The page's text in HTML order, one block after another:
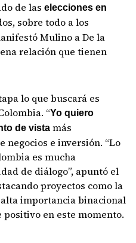
de laselecciones en
sobre todo a los
Mulino a De la
relación que tienen
lo que buscará es
“Yo quiero
de vista más
negocios e inversión. “Lo
es mucha
de diálogo”, apuntó el
proyectos como la
importancia binacional
positivo en este momento.